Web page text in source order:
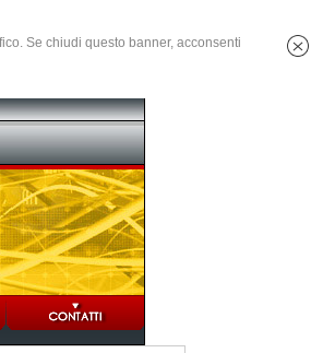
Se chiudi questo banner, acconsenti